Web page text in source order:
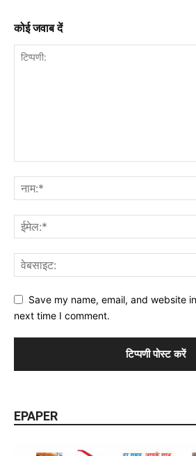
कोई जवाब दें
Save my name, email, and website
next time I comment.
EPAPER